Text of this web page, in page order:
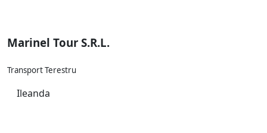
Marinel Tour S.R.L.
Transport Terestru
Ileanda